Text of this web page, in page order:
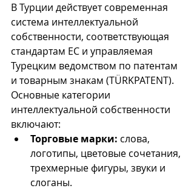
В Турции действует современная
система интеллектуальной
собственности, соответствующая
стандартам ЕС и управляемая
Турецким ведомством по патентам
и товарным знакам (TÜRKPATENT).
Основные категории
интеллектуальной собственности
включают:
Торговые марки: слова,
логотипы, цветовые сочетания,
трехмерные фигуры, звуки и
слоганы.